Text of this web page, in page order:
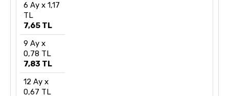
6 Ay x 1,17
TL
7,65 TL
9 Ay x
0,78 TL
7,83 TL
12 Ay x
0,67 TL